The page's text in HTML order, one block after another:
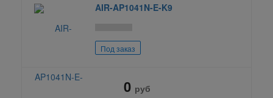
AIR-AP1041N-E-K9
Под заказ
0 руб